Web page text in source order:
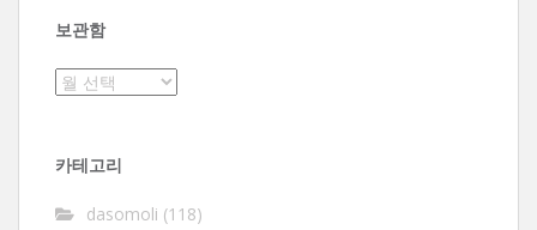
보관함
보
카테고리
dasomoli (118)